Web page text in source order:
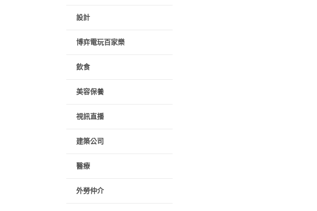
設計
博弈電玩百家樂
飲食
美容保養
視訊直播
建築公司
醫療
外勞仲介